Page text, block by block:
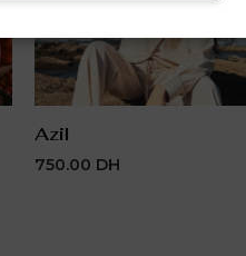
Azil
750.00 DH